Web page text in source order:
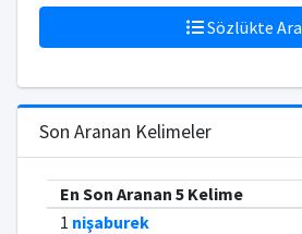
Sözlükte Ara
Son Aranan Kelimeler
En Son Aranan 5 Kelime
1 nişaburek